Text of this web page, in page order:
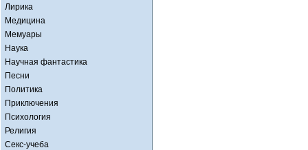
Лирика
Медицина
Мемуары
Наука
Научная фантастика
Песни
Политика
Приключения
Психология
Религия
Секс-учеба